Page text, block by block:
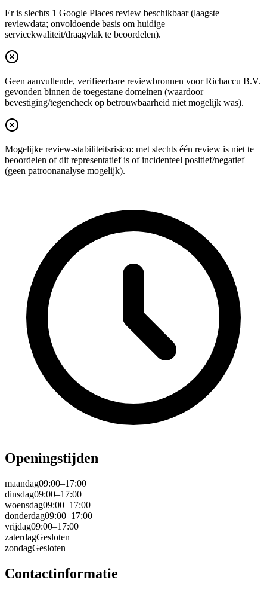
Er is slechts 1 Google Places review beschikbaar (laagste
reviewdata; onvoldoende basis om huidige
servicekwaliteit/draagvlak te beoordelen).
Geen aanvullende, verifieerbare reviewbronnen voor Richaccu B.V.
gevonden binnen de toegestane domeinen (waardoor
bevestiging/tegencheck op betrouwbaarheid niet mogelijk was).
Mogelijke review-stabiliteitsrisico: met slechts één review is niet te
beoordelen of dit representatief is of incidenteel positief/negatief
(geen patroonanalyse mogelijk).
Openingstijden
maandag09:00–17:00
dinsdag09:00–17:00
woensdag09:00–17:00
donderdag09:00–17:00
vrijdag09:00–17:00
zaterdagGesloten
zondagGesloten
Contactinformatie